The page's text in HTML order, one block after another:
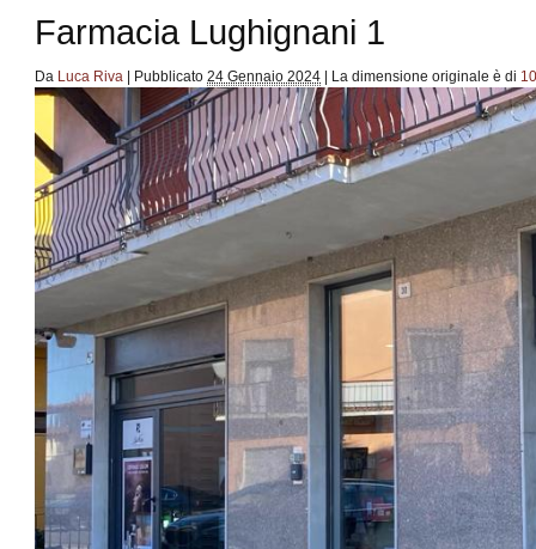
Farmacia Lughignani 1
Da Luca Riva Pubblicato 24 Gennaio 2024 La dimensione originale è di